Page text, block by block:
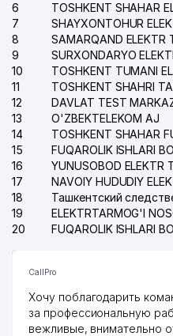
6
7
8
9
10
11
12
13
O'ZBEKTELEKOM AJ
14
15
16
17
18
19
20
CallPro
Хочу поблагодарить
за профессиональную
вежливые, внимательно